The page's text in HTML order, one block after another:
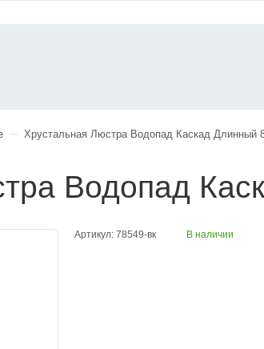
Хрустальная Люстра Водопад Каскад Длинный
Водопад
Артикул: 78549-вк В наличии